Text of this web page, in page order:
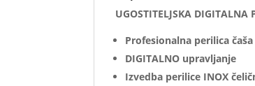
UGOSTITELJSKA DIGITALNA
Profesionalna perilica
DIGITALNO upravljanje
Izvedba perilice INOX